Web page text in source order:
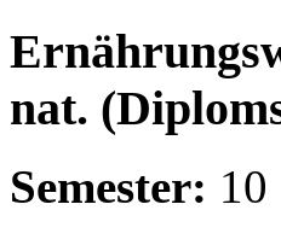
nat.
Semester: 10